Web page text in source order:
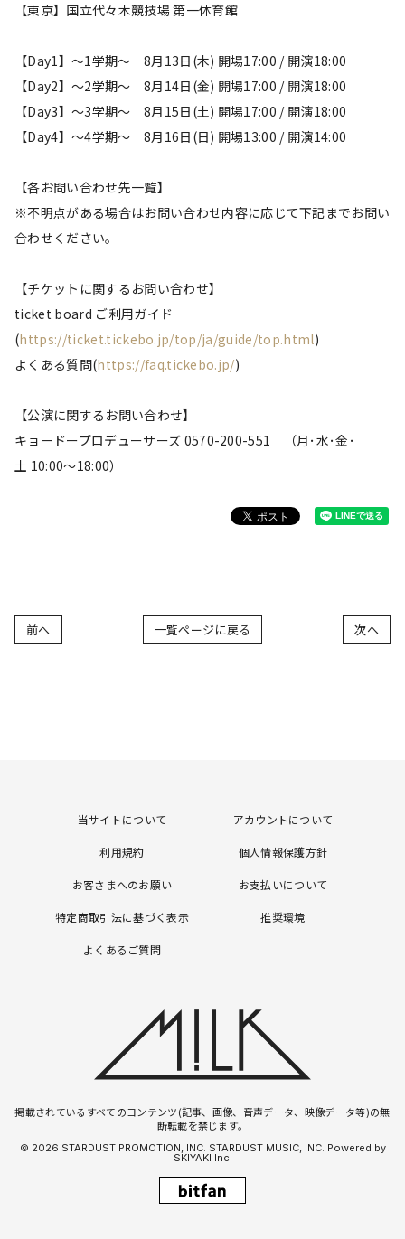
【東京】国立代々木競技場 第一体育館
【Day1】〜1学期〜 8月13日(木) 開場17:00 / 開演18:00
【Day2】〜2学期〜 8月14日(金) 開場17:00 / 開演18:00
【Day3】〜3学期〜 8月15日(土) 開場17:00 / 開演18:00
【Day4】〜4学期〜 8月16日(日) 開場13:00 / 開演14:00
【各お問い合わせ先一覧】
※不明点がある場合はお問い合わせ内容に応じて下記までお問い
合わせください。
【チケットに関するお問い合わせ】
ticket board ご利用ガイド
(https://ticket.tickebo.jp/top/ja/guide/top.html)
よくある質問(https://faq.tickebo.jp/)
【公演に関するお問い合わせ】
キョードープロデューサーズ 0570-200-551 （月･水･金･
土 10:00〜18:00）
次へ
一覧ページに戻る
前へ
当サイトについて アカウントについて
利用規約 個人情報保護方針
お客さまへのお願い お支払いについて
特定商取引法に基づく表示 推奨環境
よくあるご質問
掲載されているすべてのコンテンツ(記事、画像、音声データ、映像データ等)の無
断転載を禁じます。
© 2026 STARDUST PROMOTION, INC. STARDUST MUSIC, INC. Powered by
SKIYAKI Inc.